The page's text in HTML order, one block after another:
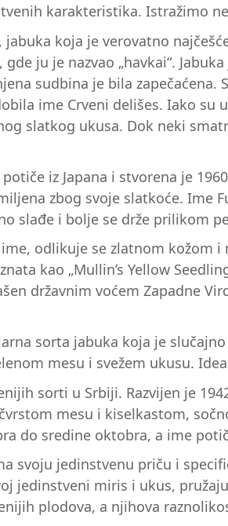
karakteristika. Istražimo
jabuka koja je verovatno
ju je nazvao „havkai“.
sudbina je bila
ime Crveni delišes. Iako
slatkog ukusa. Dok neki
iz Japana i stvorena je
zbog svoje slatkoće. Ime
slađe i bolje se drže prilikom
odlikuje se zlatnom kožom
kao „Mullin’s Yellow
državnim voćem Zapadne
sorta jabuka koja je
mesu i svežem ukusu.
sorti u Srbiji. Razvijen je
mesu i kiselkastom,
do sredine oktobra, a ime
svoju jedinstvenu priču i
jedinstveni miris i ukus,
plodova, a njihova